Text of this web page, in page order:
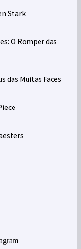
Stark
O Romper das
das Muitas Faces